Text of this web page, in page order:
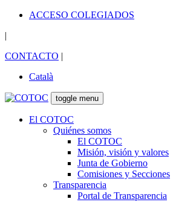
ACCESO COLEGIADOS
|
CONTACTO |
Català
toggle menu
El COTOC
Quiénes somos
El COTOC
Misión, visión y valores
Junta de Gobierno
Comisiones y Secciones
Transparencia
Portal de Transparencia